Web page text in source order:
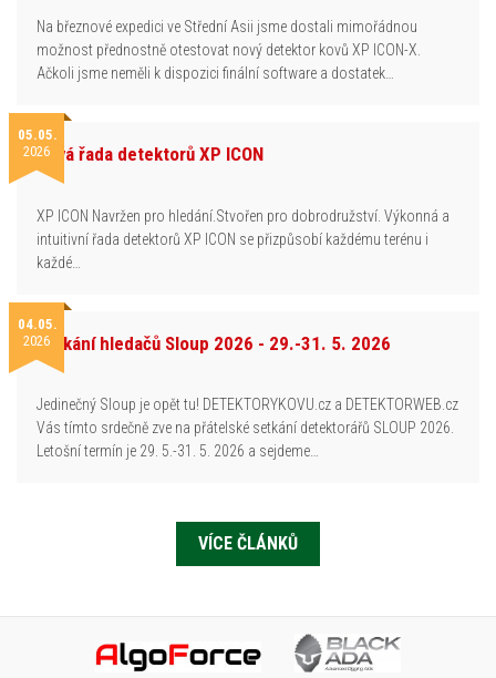
Na březnové expedici ve Střední Asii jsme dostali mimořádnou
možnost přednostně otestovat nový detektor kovů XP ICON-X.
Ačkoli jsme neměli k dispozici finální software a dostatek…
05.05.
2026Nová řada detektorů XP ICON
XP ICON Navržen pro hledání.Stvořen pro dobrodružství. Výkonná a
intuitivní řada detektorů XP ICON se přizpůsobí každému terénu i
každé…
04.05.
2026Setkání hledačů Sloup 2026 - 29.-31. 5. 2026
Jedinečný Sloup je opět tu! DETEKTORYKOVU.cz a DETEKTORWEB.cz
Vás tímto srdečně zve na přátelské setkání detektorářů SLOUP 2026.
Letošní termín je 29. 5.-31. 5. 2026 a sejdeme…
VÍCE ČLÁNKŮ